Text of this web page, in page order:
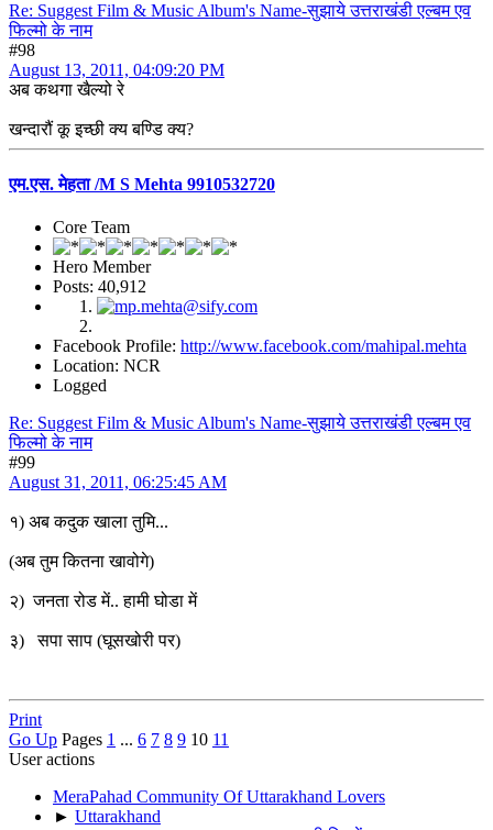
Re: Suggest Film & Music Album's Name-सुझाये उत्तराखंडी एल्बम एव
फिल्मो के नाम
#98
August 13, 2011, 04:09:20 PM
अब कथगा खैल्यो रे
खन्दारौं कू इच्छी क्य बण्डि क्य?
एम.एस. मेहता /M S Mehta 9910532720
Core Team
Hero Member
Posts: 40,912
Facebook Profile: http://www.facebook.com/mahipal.mehta
Location: NCR
Logged
Re: Suggest Film & Music Album's Name-सुझाये उत्तराखंडी एल्बम एव
फिल्मो के नाम
#99
August 31, 2011, 06:25:45 AM
१) अब कदुक खाला तुमि...
(अब तुम कितना खावोगे)
२) जनता रोड में.. हामी घोडा में
३) सपा साप (घूसखोरी पर)
Print
Go Up Pages 1 ... 6 7 8 9 10 11
User actions
MeraPahad Community Of Uttarakhand Lovers
► Uttarakhand